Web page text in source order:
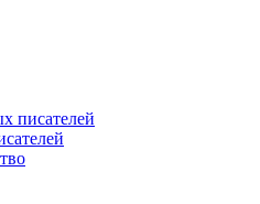
писателей